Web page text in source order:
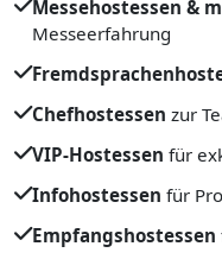
Messehostessen &
Messeerfahrung
Chefhostessen zur
VIP-Hostessen für
Infohostessen für
Empfangshostessen